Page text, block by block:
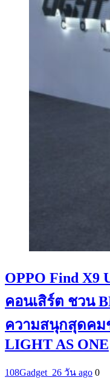
OPPO Find
คอนเสิร์ต ชวน
ความสนุกสุดคม
LIGHT AS ONE
108Gadget_26 วัน ago 0